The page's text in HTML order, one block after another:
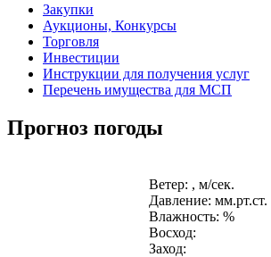
Закупки
Аукционы, Конкурсы
Торговля
Инвестиции
Инструкции для получения услуг
Перечень имущества для МСП
Прогноз погоды
Ветер: , м/сек.
Давление: мм.рт.ст.
Влажность: %
Восход:
Заход: